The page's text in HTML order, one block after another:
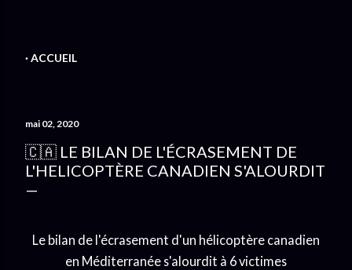
ACCUEIL
mai 02, 2020
🇨🇦 LE BILAN DE L'ÉCRASEMENT DE
L'HELICOPTÈRE CANADIEN S'ALOURDIT
Le bilan de l'écrasement d'un hélicoptère canadien
en Méditerranée s'alourdit à 6 victimes